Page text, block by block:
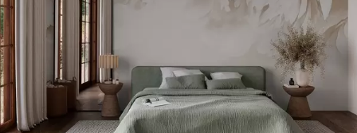
Преміум Вініл
730 грн /м²
Peel and Stick
грн/м²